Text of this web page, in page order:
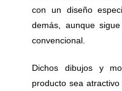
con un diseño
demás, aunque
convencional.
Dichos dibujos y
producto sea